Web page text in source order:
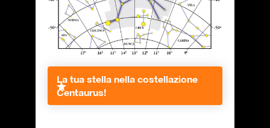
La tua stella nella costellazione
Centaurus!